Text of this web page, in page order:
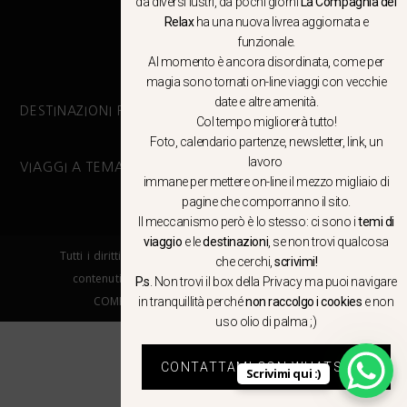
CLICCA QUI
DESTINAZIONI PRINCIPALI
VIAGGI A TEMA
Tutti i diritti riservati. E’ vietata la copia e la riproduzione dei
contenuti in qualsiasi modo o forma. – COPYRIGHT ©LA
COMPAGNIA DEL RELAX – Made in Springfield srl
Scrivimi qui :)
Relaxha una nuova livrea aggiornata e
funzionale.
Al momento è ancora disordinata, come per
magia sono tornati on-line viaggi con vecchie
date e altre amenità.
Col tempo migliorerà tutto!
Foto, calendario partenze, newsletter, link, un
lavoro
immane per mettere on-line il mezzo migliaio di
pagine che comporranno il sito.
Il meccanismo però è lo stesso: ci sono itemi di
viaggio e ledestinazioni , se non trovi qualcosa
che cerchi,scrivimi!
P.s . Non trovi il box della Privacy ma puoi navigare
in tranquillità perchénon raccolgo i cookies e non
uso olio di palma ;)
CONTATTAMI CON WHATSAPP